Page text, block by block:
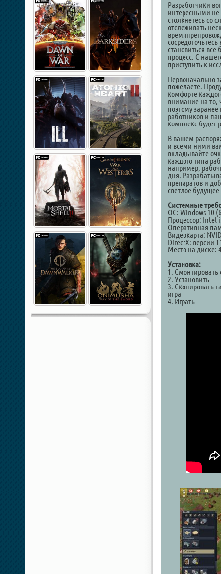
Разработчики
интересными не
столкнетесь со
отслеживать
становиться
процесс. С
приступить к
Первоначально
пожелаете.
комфорте
внимание на то,
поэтому
работников и
комплекс будет
В вашем
и всеми ними
вкладывайте
каждого типа
например,
дня.
препаратов и
светлое
Системные
ОС: Windows 10
Процессор: Intel
Оперативная
Видеокарта:
DirectX: версии
Место на диске:
Установка:
1. Смонтировать
2. Установить
3. Скопировать
игра
4. Играть